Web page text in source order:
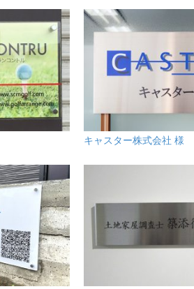
キャスター株式会社 様